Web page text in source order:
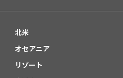
北米
オセアニア
リゾート